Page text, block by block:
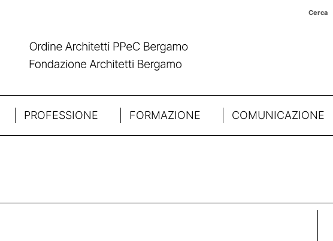
Cerca
PROFESSIONE FORMAZIONE COMUNICAZIONE